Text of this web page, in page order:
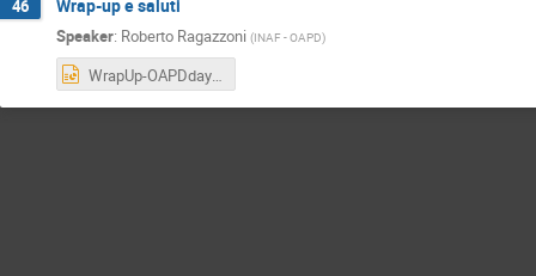
46 Wrap-up e saluti
Speaker: Roberto Ragazzoni (INAF - OAPD)
WrapUp-OAPDdays-2019.pptx